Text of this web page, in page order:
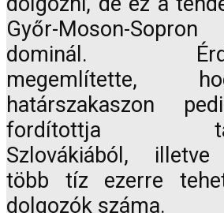
Győr-Moson-
dominál.
megemlítette,
határszakaszon
fordítottja
Szlovákiából, illetve
több tíz ezerre
dolgozók száma.